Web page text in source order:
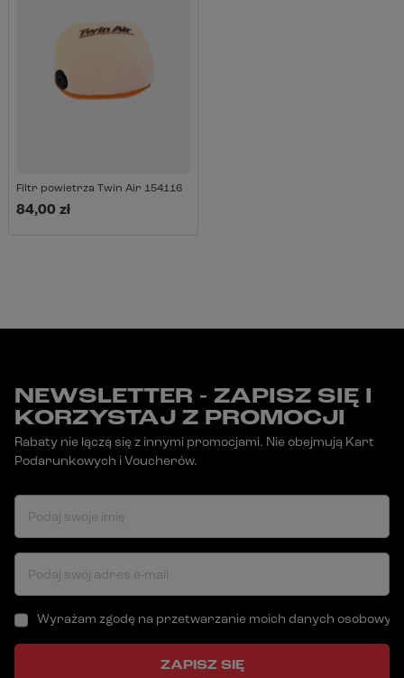
Filtr powietrza Twin Air 154116
84,00 zł
NEWSLETTER - ZAPISZ SIĘ I
KORZYSTAJ Z PROMOCJI
Rabaty nie łączą się z innymi promocjami. Nie obejmują Kart
Podarunkowych i Voucherów.
Podaj swoje imię
Podaj swój adres e-mail
Wyrażam zgodę na przetwarzanie moich danych
ZAPISZ SIĘ